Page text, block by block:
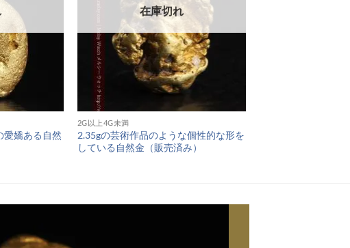
愛嬌ある自然
在庫切れ
2G以上4G未満
2.35gの芸術作品のような個性的な形を
している自然金（販売済み）